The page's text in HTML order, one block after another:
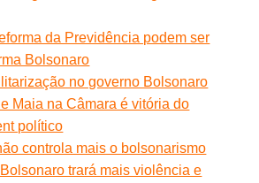
da Previdência podem ser
Bolsonaro
no governo Bolsonaro
Maia na Câmara é vitória do
político
controla mais o bolsonarismo
trará mais violência e